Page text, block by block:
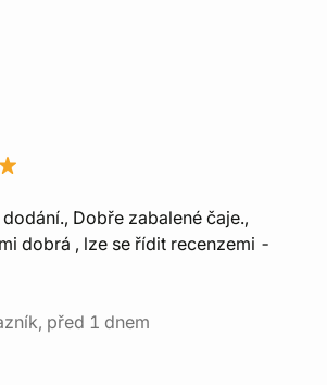
Dobře zabalené čaje.,
dobrá , lze se řídit recenzemi -
před 1 dnem